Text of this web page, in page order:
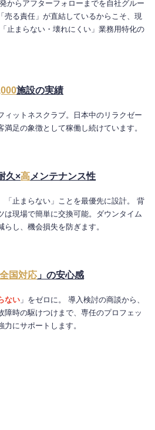
からアフターフォローまでを自社グルー
売る責任」が直結しているからこそ、現
止まらない・壊れにくい」業務用特化の
施設の実績
ィットネスクラブ。日本中のリラクゼー
足の象徴として稼働し続けています。
久×高メンテナンス性
「止まらない」ことを最優先に設計。 背
は現場で簡単に交換可能。ダウンタイム
らし、機会損失を防ぎます。
全国対応 」の安心感
ない 」をゼロに。 導入検討の商談から、
障時の駆けつけまで、専任のプロフェッ
にサポートします。